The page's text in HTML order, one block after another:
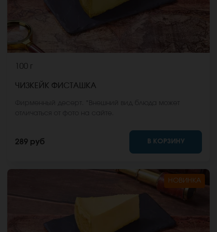
100 г
ЧИЗКЕЙК ФИСТАШКА
289 руб В КОРЗИНУ
НОВИНКА